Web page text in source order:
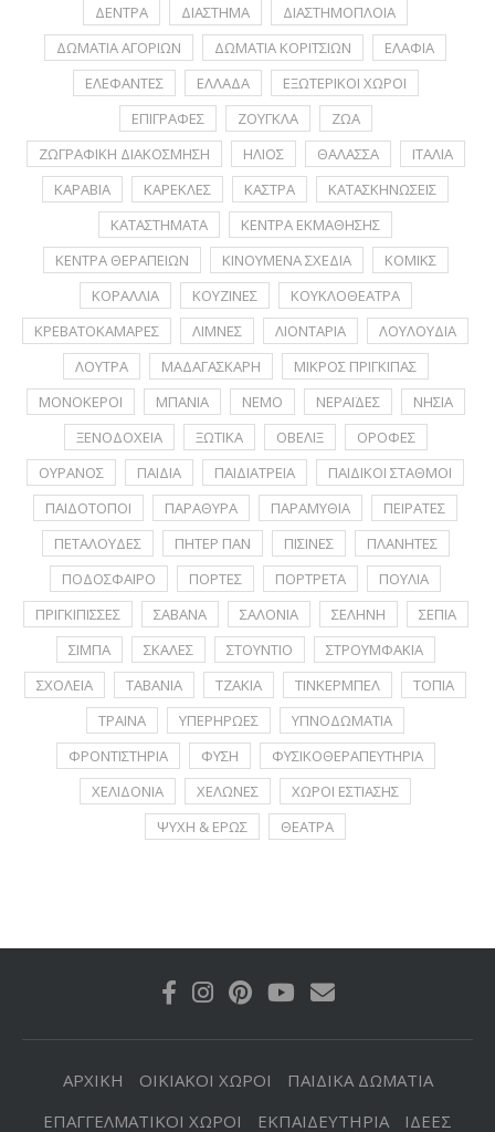
ΔΕΝΤΡΑ
ΔΙΑΣΤΗΜΑ
ΔΙΑΣΤΗΜΟΠΛΟΙΑ
ΔΩΜΑΤΙΑ ΑΓΟΡΙΩΝ
ΔΩΜΑΤΙΑ ΚΟΡΙΤΣΙΩΝ
ΕΛΑΦΙΑ
ΕΛΕΦΑΝΤΕΣ
ΕΛΛΑΔΑ
ΕΞΩΤΕΡΙΚΟΙ ΧΩΡΟΙ
ΕΠΙΓΡΑΦΕΣ
ΖΟΥΓΚΛΑ
ΖΩΑ
ΖΩΓΡΑΦΙΚΗ ΔΙΑΚΟΣΜΗΣΗ
ΗΛΙΟΣ ΘΑΛΑΣΣΑ
ΙΤΑΛΙΑ
ΚΑΡΑΒΙΑ
ΚΑΡΕΚΛΕΣ ΚΑΣΤΡΑ
ΚΑΤΑΣΚΗΝΩΣΕΙΣ
ΚΑΤΑΣΤΗΜΑΤΑ
ΚΕΝΤΡΑ ΕΚΜΑΘΗΣΗΣ
ΚΕΝΤΡΑ ΘΕΡΑΠΕΙΩΝ
ΚΙΝΟΥΜΕΝΑ ΣΧΕΔΙΑ
ΚΟΜΙΚΣ
ΚΟΡΑΛΛΙΑ
ΚΟΥΖΙΝΕΣ
ΚΟΥΚΛΟΘΕΑΤΡΑ
ΚΡΕΒΑΤΟΚΑΜΑΡΕΣ
ΛΙΜΝΕΣ ΛΙΟΝΤΑΡΙΑ
ΛΟΥΛΟΥΔΙΑ
ΛΟΥΤΡΑ
ΜΑΔΑΓΑΣΚΑΡΗ
ΜΙΚΡΟΣ ΠΡΙΓΚΙΠΑΣ
ΜΟΝΟΚΕΡΟΙ
ΜΠΑΝΙΑ ΝΕΜΟ ΝΕΡΑΪΔΕΣ
ΝΗΣΙΑ
ΞΕΝΟΔΟΧΕΙΑ
ΞΩΤΙΚΑ ΟΒΕΛΙΞ
ΟΡΟΦΕΣ
ΟΥΡΑΝΟΣ
ΠΑΙΔΙΑ ΠΑΙΔΙΑΤΡΕΙΑ
ΠΑΙΔΙΚΟΙ ΣΤΑΘΜΟΙ
ΠΑΙΔΟΤΟΠΟΙ
ΠΑΡΑΘΥΡΑ ΠΑΡΑΜΥΘΙΑ
ΠΕΙΡΑΤΕΣ
ΠΕΤΑΛΟΥΔΕΣ
ΠΗΤΕΡ ΠΑΝ ΠΙΣΙΝΕΣ
ΠΛΑΝΗΤΕΣ
ΠΟΔΟΣΦΑΙΡΟ
ΠΟΡΤΕΣ ΠΟΡΤΡΕΤA
ΠΟΥΛΙΑ
ΠΡΙΓΚΙΠΙΣΣΕΣ
ΣΑΒΑΝΑ ΣΑΛΟΝΙΑ ΣΕΛΗΝΗ
ΣΕΠΙΑ
ΣΙΜΠΑ
ΣΚΑΛΕΣ ΣΤΟΥΝΤΙΟ
ΣΤΡΟΥΜΦΑΚΙΑ
ΣΧΟΛΕΙΑ
ΤΑΒΑΝΙΑ ΤΖΑΚΙΑ ΤΙΝΚΕΡΜΠΕΛ
ΤΟΠΙΑ
ΤΡΑΙΝΑ
ΥΠΕΡΗΡΩΕΣ
ΥΠΝΟΔΩΜΑΤΙΑ
ΦΡΟΝΤΙΣΤΗΡΙΑ
ΦΥΣΗ
ΦΥΣΙΚΟΘΕΡΑΠΕΥΤΗΡΙΑ
ΧΕΛΙΔΟΝΙΑ
ΧΕΛΩΝΕΣ
ΧΩΡΟΙ ΕΣΤΙΑΣΗΣ
ΨΥΧΗ & ΕΡΩΣ
ΘΕΑΤΡΑ
ΑΡΧΙΚΗ ΟΙΚΙΑΚΟΙ ΧΩΡΟΙ
ΠΑΙΔΙΚΑ ΔΩΜΑΤΙΑ
ΕΠΑΓΓΕΛΜΑΤΙΚΟΙ ΧΩΡΟΙ
ΕΚΠΑΙΔΕΥΤΗΡΙΑ ΙΔΕΕΣ